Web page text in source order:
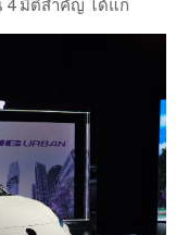
4 มิติสำคัญ ได้แก่